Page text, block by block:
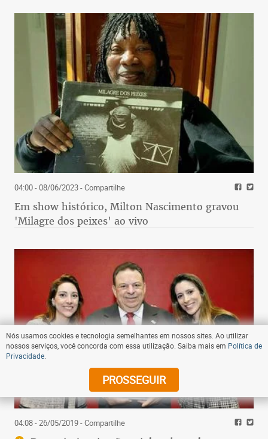
04:00 - 08/06/2023- Compartilhe
Em show histórico, Milton Nascimento gravou
'Milagre dos peixes' ao vivo
04:08 - 26/05/2019- Compartilhe
Nós usamos cookies e tecnologia semelhantes em nossos sites. Ao utilizar
nossos serviços, você concorda com essa utilização. Saiba mais em Política de
Privacidade
PROSSEGUIR